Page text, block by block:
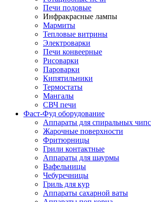
Печи подовые
Инфракрасные лампы
Мармиты
Тепловые витрины
Электроварки
Печи конвеерные
Рисоварки
Пароварки
Кипятильники
Термостаты
Мангалы
СВЧ печи
Фаст-Фуд оборудование
Аппараты для спиральных
Жарочные поверхности
Фритюрницы
Грили контактные
Аппараты для шаурмы
Вафельницы
Чебуречницы
Гриль для кур
Аппараты сахарной ваты